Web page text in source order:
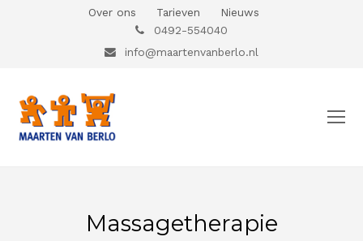
Over ons Tarieven
Nieuws
0492-554040
info@maartenvanberlo.nl
Massagetherapie